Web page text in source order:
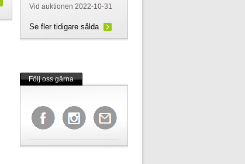
Vid auktionen 2022-10-31
Se fler tidigare sålda
Följ oss gärna